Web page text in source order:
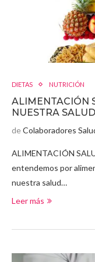
DIETAS NUTRICIÓN
ALIMENTACIÓN
NUESTRA SALUD
deColaboradores
ALIMENTACIÓN
entendemos por
nuestra salud…
Leer más